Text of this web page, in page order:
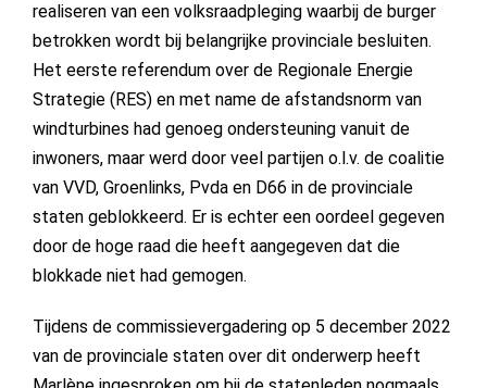
realiseren van een volksraadpleging waarbij de burger
betrokken wordt bij belangrijke provinciale besluiten.
Het eerste referendum over de Regionale Energie
Strategie (RES) en met name de afstandsnorm van
windturbines had genoeg ondersteuning vanuit de
inwoners, maar werd door veel partijen o.l.v. de coalitie
van VVD, Groenlinks, Pvda en D66 in de provinciale
staten geblokkeerd. Er is echter een oordeel gegeven
door de hoge raad die heeft aangegeven dat die
blokkade niet had gemogen.
Tijdens de commissievergadering op 5 december 2022
van de provinciale staten over dit onderwerp heeft